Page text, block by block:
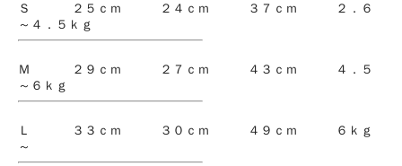
Ｓ ２５ｃｍ ２４ｃｍ ３７ｃｍ ２．６
～４．５ｋｇ
Ｍ ２９ｃｍ ２７ｃｍ ４３ｃｍ ４．５
～６ｋｇ
Ｌ ３３ｃｍ ３０ｃｍ ４９ｃｍ ６ｋｇ
～